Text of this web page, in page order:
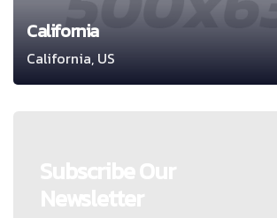
California
California, US